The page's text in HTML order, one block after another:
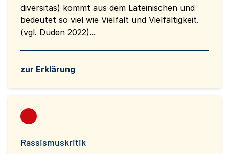
diversitas) kommt aus dem Lateinischen und
bedeutet so viel wie Vielfalt und Vielfältigkeit.
(vgl. Duden 2022)...
zur Erklärung
Rassismuskritik